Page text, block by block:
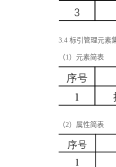
3.4 标引管理元素
（1）元素简表
（2）属性简表